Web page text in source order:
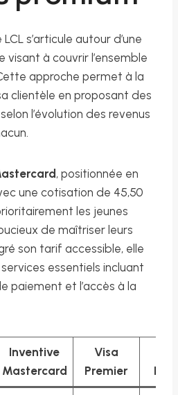
s’articule autour d’une
à couvrir l’ensemble
approche permet à la
clientèle en proposant des
l’évolution des revenus
, positionnée en
une cotisation de 45,50
les jeunes
de maîtriser leurs
son tarif accessible, elle
essentiels incluant
paiement et l’accès à la
Inventive
Mastercard
Visa
Premier